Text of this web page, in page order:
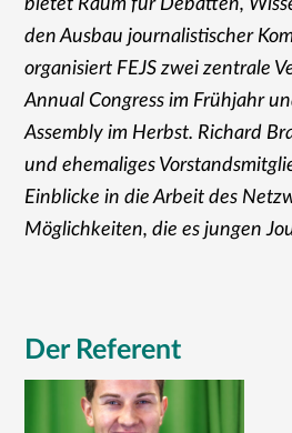
bietet Raum für Debatten,
den Ausbau journalistischer
organisiert FEJS zwei zentrale
Annual Congress im Frühjahr
Assembly im Herbst. Richard
und ehemaliges
Einblicke in die Arbeit des
Möglichkeiten, die es jungen
Der Referent